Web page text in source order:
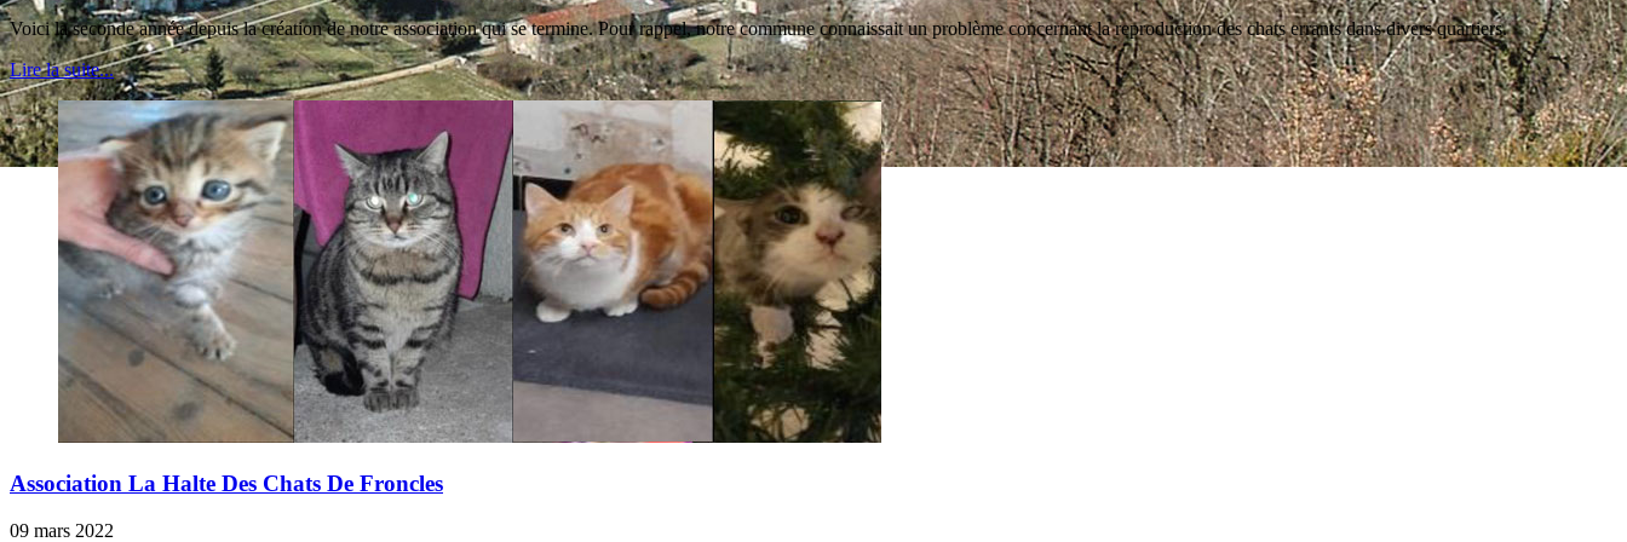
Voici la seconde année depuis la création de notre association qui se termine. Pour rappel, notre commune connaissait un problème concernant la reproduction des chats errants dans divers quartiers.
Lire la suite...
Association La Halte Des Chats De Froncles
09 mars 2022